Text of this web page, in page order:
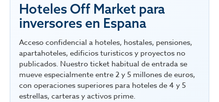
Hoteles Off Market para
inversores en Espana
Acceso confidencial a hoteles, hostales, pensiones,
apartahoteles, edificios turisticos y proyectos no
publicados. Nuestro ticket habitual de entrada se
mueve especialmente entre 2 y 5 millones de euros,
con operaciones superiores para hoteles de 4 y 5
estrellas, carteras y activos prime.